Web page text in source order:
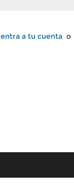
entra a tu cuenta o